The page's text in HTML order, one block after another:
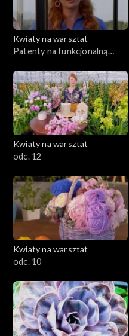
Kwiaty na warsztat
Patenty na funkcjonalną
Kwiaty na warsztat
odc. 12
Kwiaty na warsztat
odc. 10